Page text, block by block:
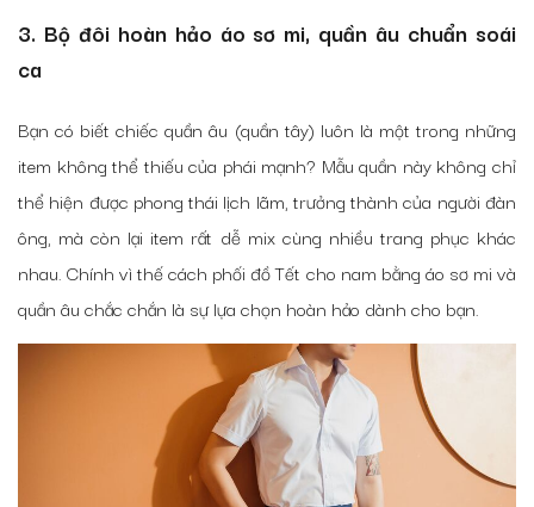
3. Bộ đôi hoàn hảo áo sơ mi, quần âu chuẩn soái
ca
Bạn có biết chiếc quần âu (quần tây) luôn là một trong những
item không thể thiếu của phái mạnh? Mẫu quần này không chỉ
thể hiện được phong thái lịch lãm, trưởng thành của người đàn
ông, mà còn lại item rất dễ mix cùng nhiều trang phục khác
nhau. Chính vì thế cách phối đồ Tết cho nam bằng áo sơ mi và
quần âu chắc chắn là sự lựa chọn hoàn hảo dành cho bạn.